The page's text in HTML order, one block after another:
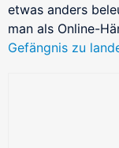
etwas anders
man als Online-
Gefängnis zu